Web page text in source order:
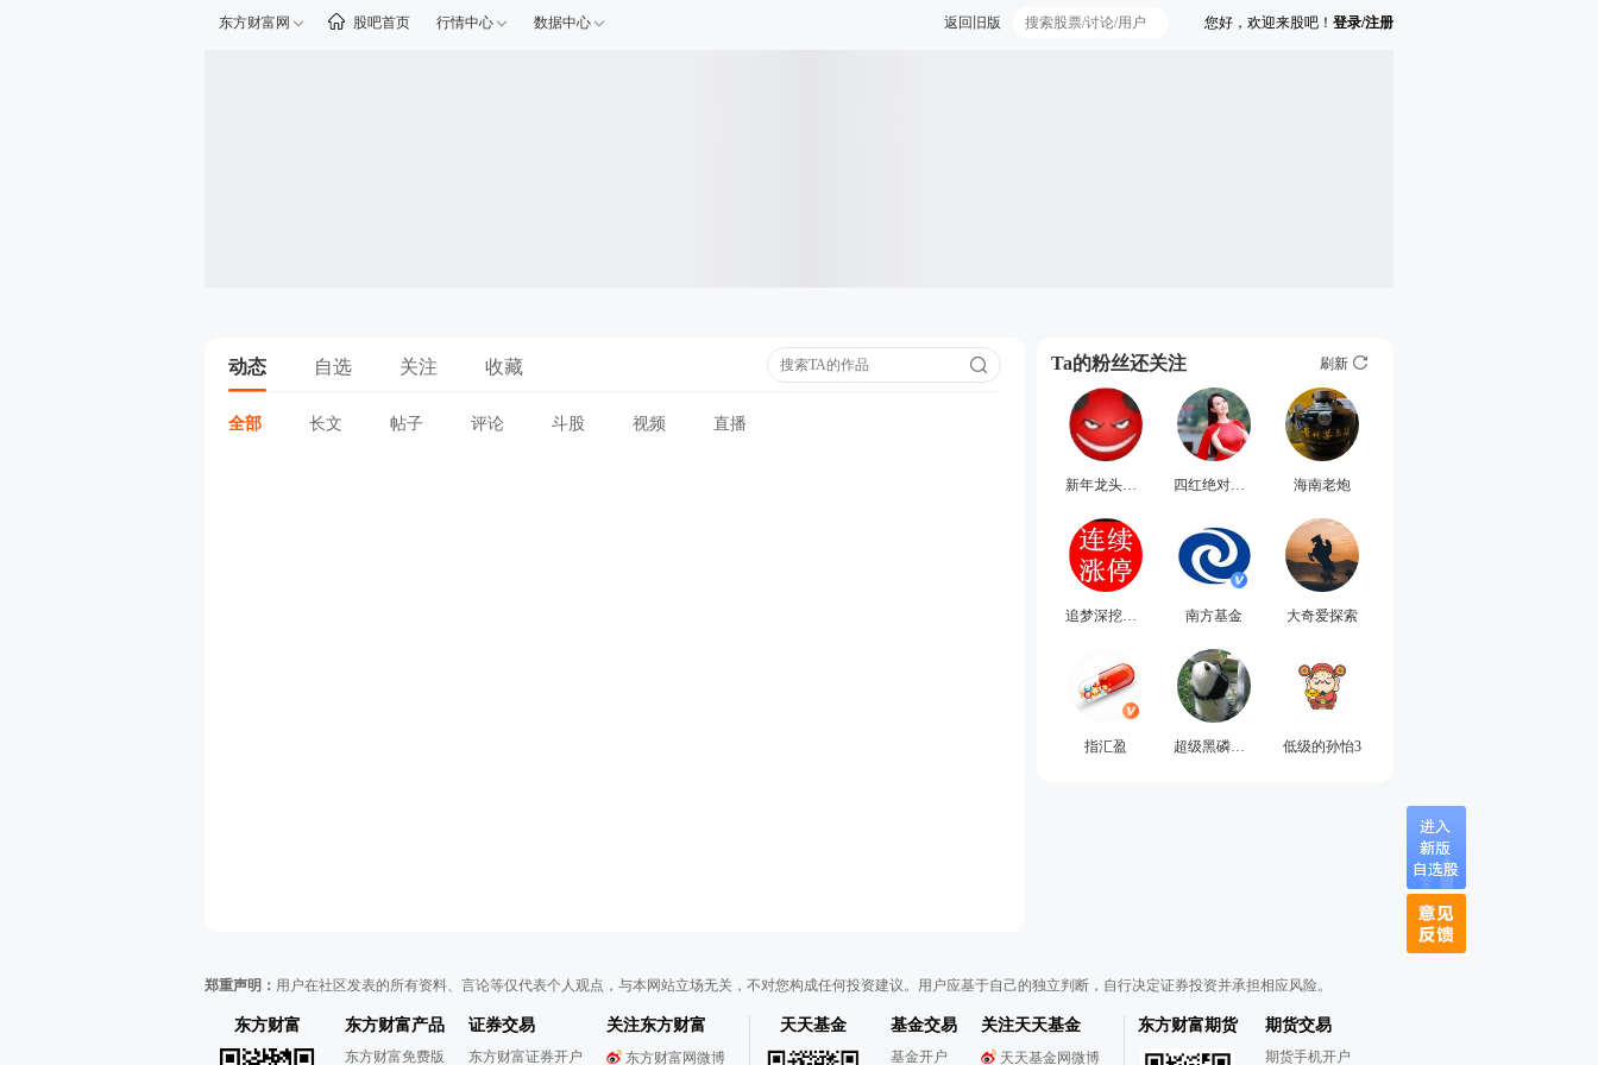
东方财富网 股吧首页 行情中心 数据中心 您好，欢迎来股吧！ 登录/注册
返回旧版
动态 自选 关注 收藏
全部 长文 帖子 评论 斗股 视频 直播
Ta的粉丝还关注 刷新
新年龙头大牛 四红绝对是大神 海南老炮
追梦深挖最靓的牛 南方基金 大奇爱探索
指汇盈 超级黑磷必炒 低级的孙怡3
郑重声明： 用户在社区发表的所有资料、言论等仅代表个人观点，与本网站立场无关，不对您构成任何投资建议。用户应基于自己的独立判断，自行决定证券投资并承担相应风险。
东方财富 东方财富产品
东方财富免费版
证券交易
东方财富证券开户
关注东方财富
东方财富网微博
天天基金 基金交易
基金开户
关注天天基金
天天基金网微博
东方财富期货 期货交易
期货手机开户